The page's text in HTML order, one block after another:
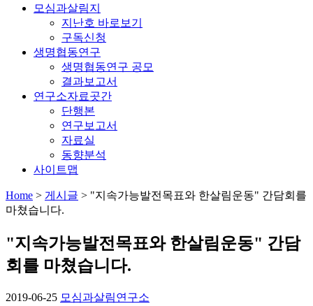
모심과살림지
지난호 바로보기
구독신청
생명협동연구
생명협동연구 공모
결과보고서
연구소자료곳간
단행본
연구보고서
자료실
동향분석
사이트맵
Home > 게시글 > "지속가능발전목표와 한살림운동" 간담회를
마쳤습니다.
"지속가능발전목표와 한살림운동" 간담
회를 마쳤습니다.
2019-06-25 모심과살림연구소